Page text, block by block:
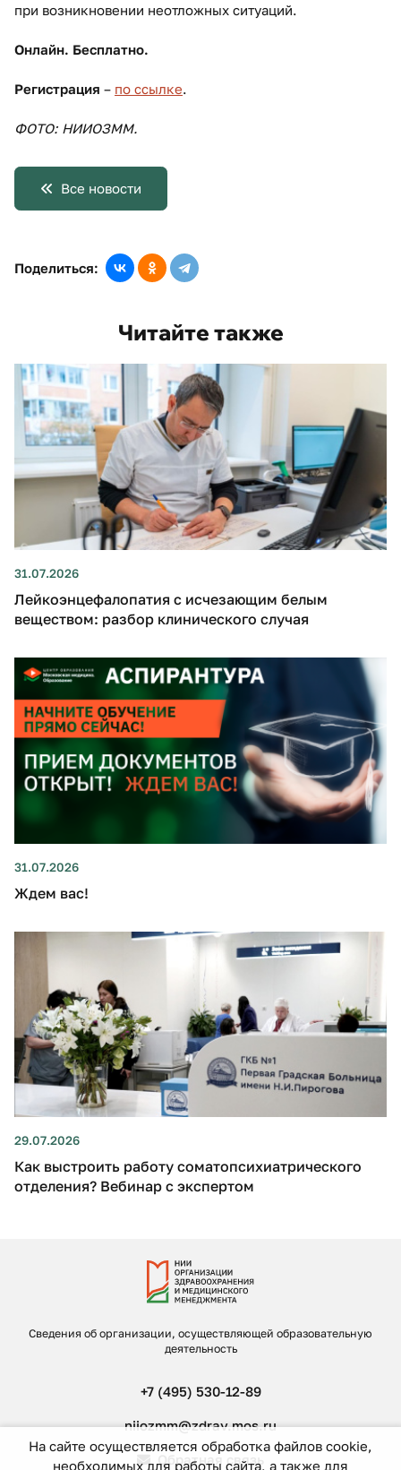
при возникновении неотложных ситуаций.
Онлайн. Бесплатно.
Регистрация – по ссылке.
ФОТО: НИИОЗММ.
Все новости
Поделиться:
Читайте также
31.07.2026
Лейкоэнцефалопатия с исчезающим белым
веществом: разбор клинического случая
31.07.2026
Ждем вас!
29.07.2026
Как выстроить работу соматопсихиатрического
отделения? Вебинар с экспертом
Сведения об организации, осуществляющей образовательную
деятельность
+7 (495) 530-12-89
niiozmm@zdrav.mos.ru
Обратная связь
На сайте осуществляется обработка файлов cookie,
необходимых для работы сайта, а также для